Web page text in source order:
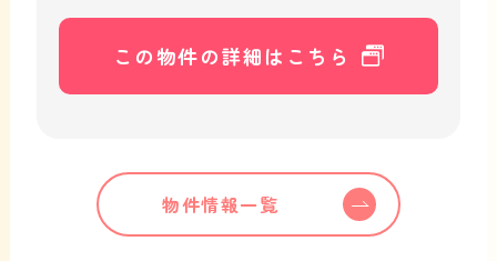
この物件の詳細はこちら
物件情報一覧